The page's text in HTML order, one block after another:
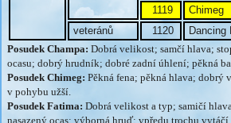
1119
Chimeg
veteránů
1120
Dancing
Posudek Champa: Dobrá velikost; samčí hlava;
ocasu; dobrý hrudník; dobré zadní úhlení; pěkná
Posudek Chimeg: Pěkná fena; pěkná hlava;
v pohybu užší.
Posudek Fatima: Dobrá velikost a typ; samičí
nasazený ocas; výborná hruď; vpředu trochu